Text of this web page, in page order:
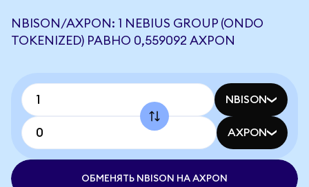
NBISON/AXPON: 1 NEBIUS GROUP (ONDO
TOKENIZED) РАВНО 0,559092 AXPON
NBISON
AXPON
ОБМЕНЯТЬ NBISON НА AXPON